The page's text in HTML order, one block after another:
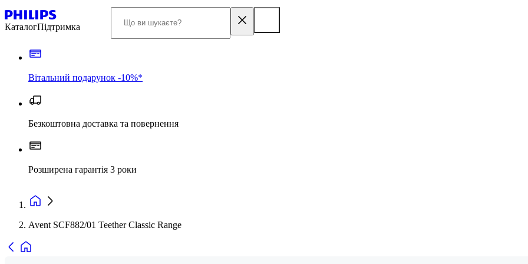
КаталогПідтримка
Вітальний подарунок -10%*
Безкоштовна доставка та повернення
Розширена гарантія 3 роки
Avent SCF882/01 Teether Classic Range